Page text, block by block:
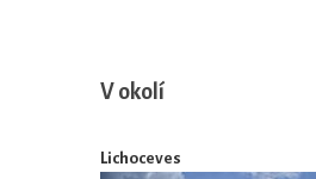
V okolí
Lichoceves